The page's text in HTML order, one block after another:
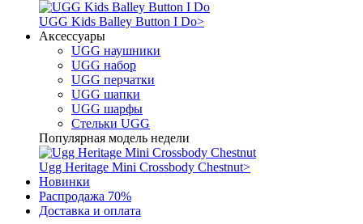
UGG Kids Balley Button I Do>
Аксессуары
UGG наушники
UGG набор
UGG перчатки
UGG шапки
UGG шарфы
Стельки UGG
Популярная модель недели
Ugg Heritage Mini Crossbody Chestnut>
Новинки
Распродажа 70%
Доставка и оплата